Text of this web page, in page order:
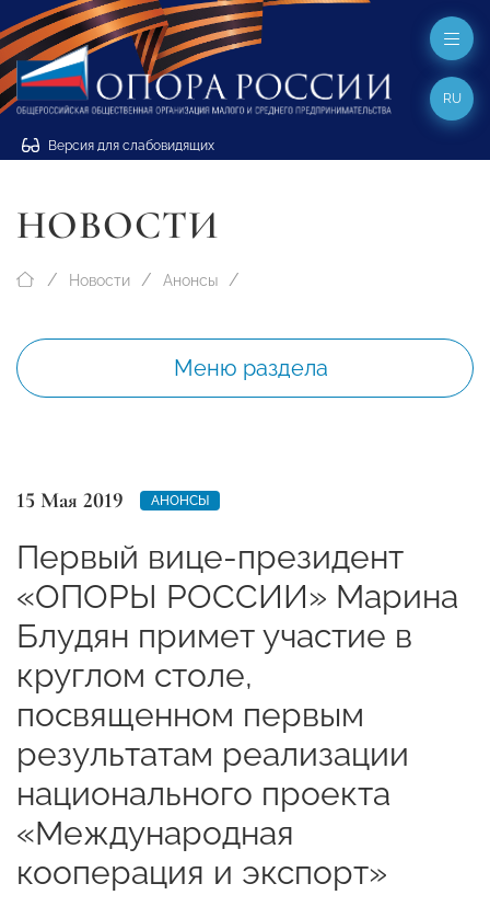
Версия для слабовидящих
RU
НОВОСТИ
Новости Анонсы
Меню раздела
15 Мая 2019 АНОНСЫ
Первый вице-президент
«ОПОРЫ РОССИИ» Марина
Блудян примет участие в
круглом столе,
посвященном первым
результатам реализации
национального проекта
«Международная
кооперация и экспорт»